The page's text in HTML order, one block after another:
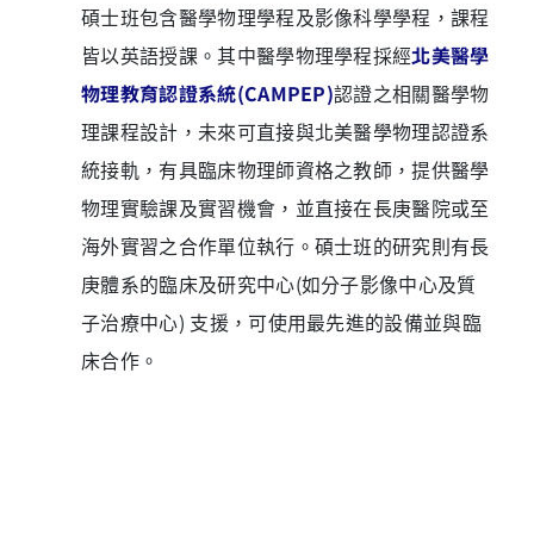
碩士班包含醫學物理學程及影像科學學程，課程
皆以英語授課。 其中醫學物理學程採經北美醫學
物理教育認證系統(CAMPEP)認證之相關醫學物
理課程設計， 未來可直接與北美醫學物理認證系
統接軌， 有具臨床物理師資格之教師，提供醫學
物理實驗課及實習機會， 並直接在長庚醫院或至
海外實習之合作單位執行。 碩士班的研究則有長
庚體系的臨床及研究中心(如分子影像中心及質
子治療中心) 支援，可使用最先進的設備並與臨
床合作。